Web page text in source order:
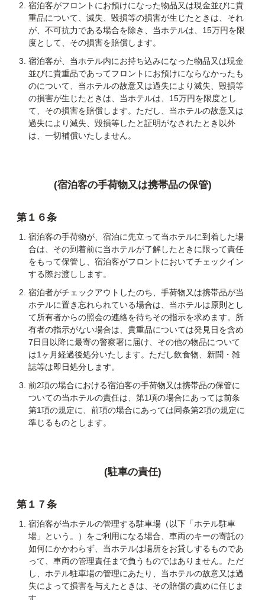
宿泊客がフロントにお預けになった物品又は現金並びに貴
重品について、滅失、毀損等の損害が生じたときは、それ
が、不可抗力である場合を除き、当ホテルは、15万円を限
度として、その損害を賠償します。
宿泊客が、当ホテル内にお持ち込みになった物品又は現金
並びに貴重品であってフロントにお預けにならなかったも
のについて、当ホテルの故意又は過失により滅失、毀損等
の損害が生じたときは、当ホテルは、15万円を限度とし
て、その損害を賠償します。ただし、当ホテルの故意又は
過失により滅失、毀損等したと証明がなされたとき以外
は、一切補償いたしません。
(宿泊客の手荷物又は携帯品の保管)
第１６条
宿泊客の手荷物が、宿泊に先立って当ホテルに到着した場
合は、その到着前に当ホテルが了解したときに限って責任
をもって保管し、宿泊客がフロントにおいてチェックイン
する際お渡しします。
宿泊者がチェックアウトしたのち、手荷物又は携帯品が当
ホテルに置き忘れられている場合は、当ホテルは原則とし
て所有者からの照会の連絡を待ちその指示を求めます。所
有者の指示がない場合は、貴重品については発見日を含め
7日目以降に最寄の警察署に届け、その他の物品について
は1ヶ月経過後処分いたします。ただし飲食物、新聞・雑
誌等は即日処分します。
前2項の場合における宿泊客の手荷物又は携帯品の保管に
ついての当ホテルの責任は、第1項の場合にあっては前条
第1項の規定に、前項の場合にあっては同条第2項の規定に
準じるものとします。
(駐車の責任)
第１７条
宿泊客が当ホテルの管理する駐車場（以下「ホテル駐車
場」という。）をご利用になる場合、車両のキーの寄託の
如何にかかわらず、当ホテルは場所をお貸しするものであ
って、車両の管理責任まで負うものではありません。ただ
し、ホテル駐車場の管理にあたり、当ホテルの故意又は過
失によって損害を与えたときは、その賠償の責めに任じま